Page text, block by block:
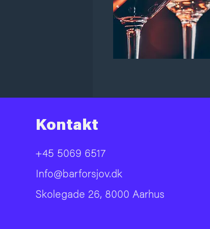
Kontakt
+45 5069 6517
Info@barforsjov.dk
Skolegade 26, 8000 Aarhus